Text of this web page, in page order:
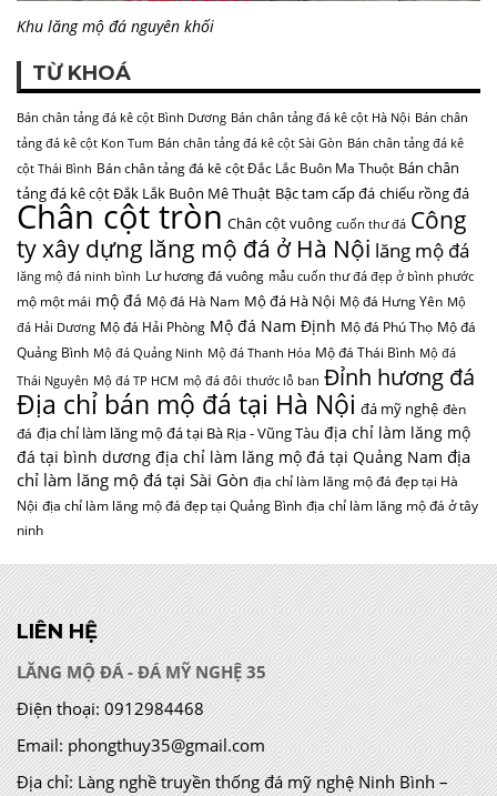
Khu lăng mộ đá nguyên khối
TỪ KHOÁ
Bán chân tảng đá kê cột Bình Dương Bán chân tảng đá kê cột Hà Nội Bán chân
tảng đá kê cột Kon Tum Bán chân tảng đá kê cột Sài Gòn Bán chân tảng đá kê
cột Thái Bình Bán chân tảng đá kê cột Đắc Lắc Buôn Ma Thuột Bán chân
tảng đá kê cột Đắk Lắk Buôn Mê Thuật Bậc tam cấp đá chiếu rồng đá
Chân cột tròn Chân cột vuông cuốn thư đá Công
ty xây dựng lăng mộ đá ở Hà Nội lăng mộ đá
lăng mộ đá ninh bình Lư hương đá vuông mẫu cuốn thư đá đẹp ở bình phước
mộ một mái mộ đá Mộ đá Hà Nam Mộ đá Hà Nội Mộ đá Hưng Yên Mộ
đá Hải Dương Mộ đá Hải Phòng Mộ đá Nam Định Mộ đá Phú Thọ Mộ đá
Quảng Bình Mộ đá Quảng Ninh Mộ đá Thanh Hóa Mộ đá Thái Bình Mộ đá
Thái Nguyên Mộ đá TP HCM mộ đá đôi thước lỗ ban Đỉnh hương đá
Địa chỉ bán mộ đá tại Hà Nội đá mỹ nghệ đèn
đá địa chỉ làm lăng mộ đá tại Bà Rịa - Vũng Tàu địa chỉ làm lăng mộ
đá tại bình dương địa chỉ làm lăng mộ đá tại Quảng Nam địa
chỉ làm lăng mộ đá tại Sài Gòn địa chỉ làm lăng mộ đá đẹp tại Hà
Nội địa chỉ làm lăng mộ đá đẹp tại Quảng Bình địa chỉ làm lăng mộ đá ở tây
ninh
LIÊN HỆ
LĂNG MỘ ĐÁ - ĐÁ MỸ NGHỆ 35
Điện thoại: 0912984468
Email: phongthuy35@gmail.com
Địa chỉ:Làng nghề truyền thống đá mỹ nghệ Ninh Bình –